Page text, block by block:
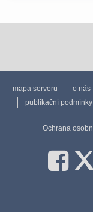
mapa serveru o nás
publikační podmínky
Ochrana